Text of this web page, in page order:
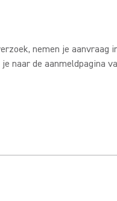
nemen je
naar de aanmeldpagina